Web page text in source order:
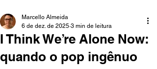
I Think We’re Alone Now:
quando o pop ingênuo
Marcello Almeida
6 de dez. de 2025 3 min de leitura